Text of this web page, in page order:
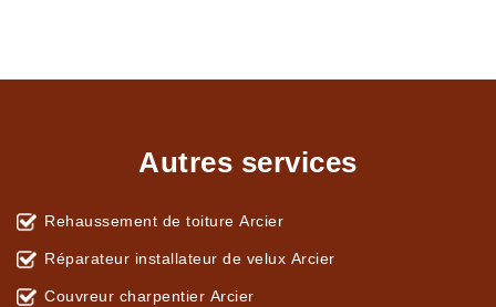
Autres services
Rehaussement de toiture Arcier
Réparateur installateur de velux Arcier
Couvreur charpentier Arcier